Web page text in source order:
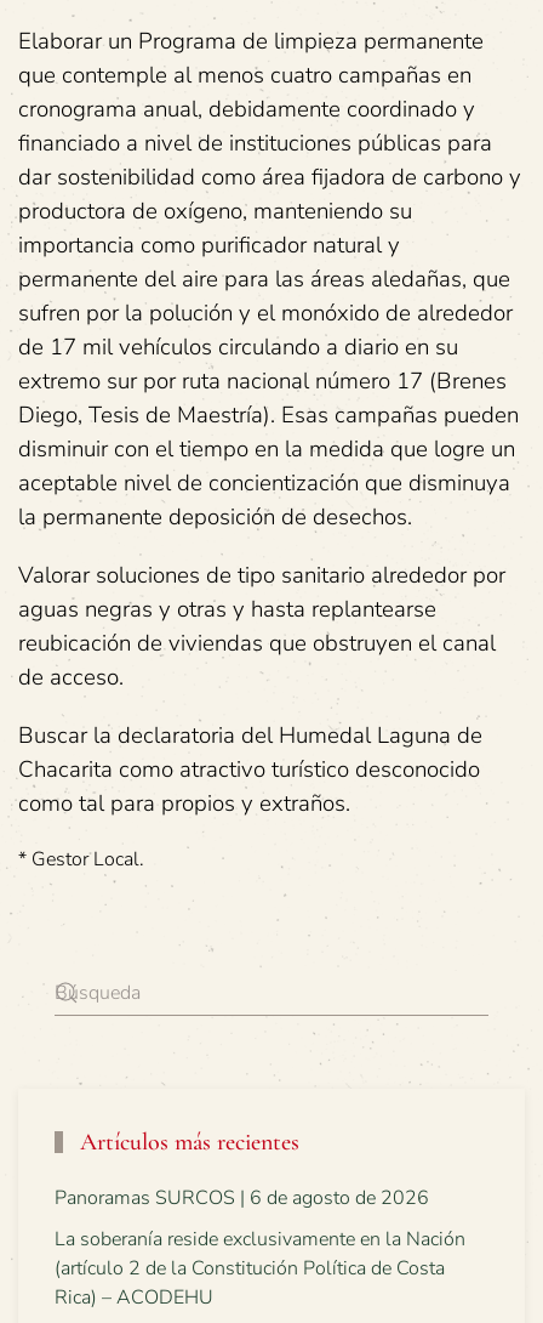
Elaborar un Programa de limpieza permanente
que contemple al menos cuatro campañas en
cronograma anual, debidamente coordinado y
financiado a nivel de instituciones públicas para
dar sostenibilidad como área fijadora de carbono y
productora de oxígeno, manteniendo su
importancia como purificador natural y
permanente del aire para las áreas aledañas, que
sufren por la polución y el monóxido de alrededor
de 17 mil vehículos circulando a diario en su
extremo sur por ruta nacional número 17 (Brenes
Diego, Tesis de Maestría). Esas campañas pueden
disminuir con el tiempo en la medida que logre un
aceptable nivel de concientización que disminuya
la permanente deposición de desechos.
Valorar soluciones de tipo sanitario alrededor por
aguas negras y otras y hasta replantearse
reubicación de viviendas que obstruyen el canal
de acceso.
Buscar la declaratoria del Humedal Laguna de
Chacarita como atractivo turístico desconocido
como tal para propios y extraños.
* Gestor Local.
Artículos más recientes
Panoramas SURCOS | 6 de agosto de 2026
La soberanía reside exclusivamente en la Nación
(artículo 2 de la Constitución Política de Costa
Rica) – ACODEHU